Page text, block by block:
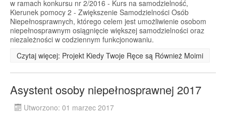
w ramach konkursu nr 2/2016 - Kurs na samodzielność,
Kierunek pomocy 2 - Zwiększenie Samodzielności Osób
Niepełnosprawnych, którego celem jest umożliwienie osobom
niepełnosprawnym osiągnięcie większej samodzielności oraz
niezależności w codziennym funkcjonowaniu.
Czytaj więcej: Projekt Kiedy Twoje Ręce są Również Moimi
Asystent osoby niepełnosprawnej 2017
Utworzono: 01 marzec 2017